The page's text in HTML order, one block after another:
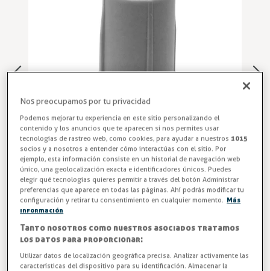
Patas para Mesa de Cocina Industrial
Pata redonda regulable para mobiliario HORECA (hoteles,
restaurantes y cafeterías) fabricada en plástico ABS color
gris. Modelo N-36-R.
Nos preocupamos por tu privacidad
Podemos mejorar tu experiencia en este sitio personalizando el
contenido y los anuncios que te aparecen si nos permites usar
tecnologías de rastreo web, como cookies, para ayudar a nuestros 1015
socios y a nosotros a entender cómo interactúas con el sitio. Por
ejemplo, esta información consiste en un historial de navegación web
único, una geolocalización exacta e identificadores únicos. Puedes
elegir qué tecnologías quieres permitir a través del botón Administrar
preferencias que aparece en todas las páginas. Ahí podrás modificar tu
configuración y retirar tu consentimiento en cualquier momento. Más
información
Tanto nosotros como nuestros asociados tratamos
los datos para proporcionar:
Utilizar datos de localización geográfica precisa. Analizar activamente las
características del dispositivo para su identificación. Almacenar la